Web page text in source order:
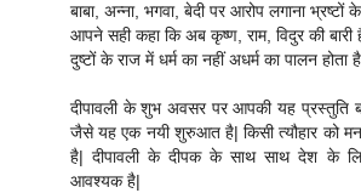
बाबा, अन्ना, भगवा, बेदी पर आरोप लगाना
आपने सही कहा कि अब कृष्ण, राम, विदुर की बारी
दुष्टों के राज में धर्म का नहीं अधर्म का पालन होता
दीपावली के शुभ अवसर पर आपकी यह प्रस्तुति
जैसे यह एक नयी शुरुआत है| किसी त्यौहार को
है| दीपावली के दीपक के साथ साथ देश के
आवश्यक है|